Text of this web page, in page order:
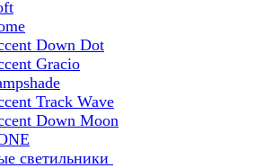
Down Dot
Gracio
Track Wave
Down Moon
светильники